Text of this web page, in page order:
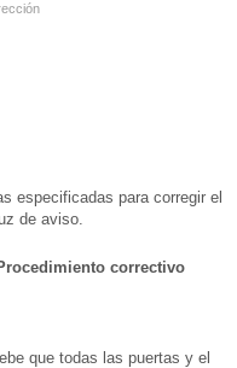
especificadas para corregir el
de aviso.
correctivo
que todas las puertas y el